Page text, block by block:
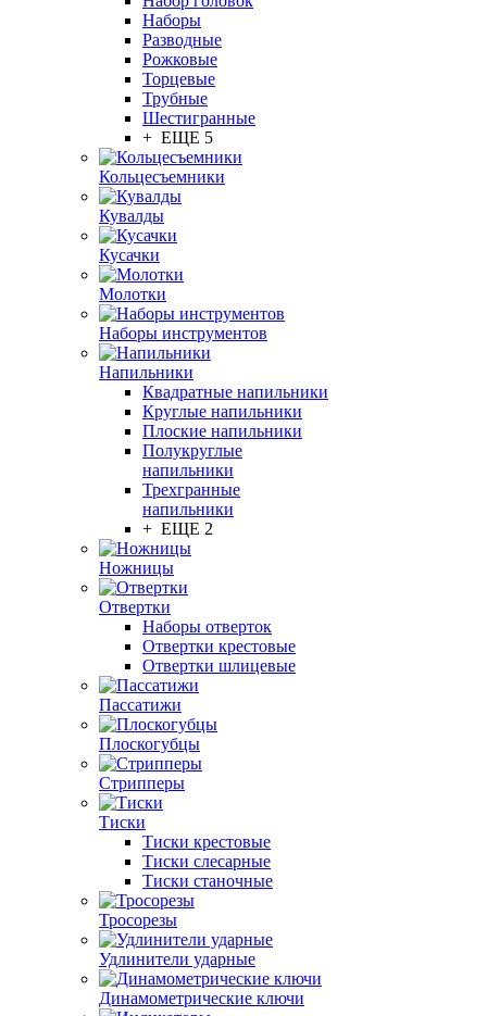
Наборы
Разводные
Рожковые
Торцевые
Трубные
Шестигранные
+ ЕЩЕ 5
Кольцесъемники
Кувалды
Кусачки
Молотки
Наборы инструментов
Напильники
Квадратные напильники
Круглые напильники
Плоские напильники
Полукруглые
напильники
Трехгранные
напильники
+ ЕЩЕ 2
Ножницы
Отвертки
Наборы отверток
Отвертки крестовые
Отвертки шлицевые
Пассатижи
Плоскогубцы
Стрипперы
Тиски
Тиски крестовые
Тиски слесарные
Тиски станочные
Тросорезы
Удлинители ударные
Динамометрические ключи